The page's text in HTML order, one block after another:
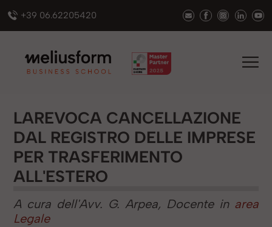
+39 06.62205420
LAREVOCA CANCELLAZIONE
DAL REGISTRO DELLE IMPRESE
PER TRASFERIMENTO
ALL'ESTERO
A cura dell'Avv. G. Arpea, Docente in area
Legale